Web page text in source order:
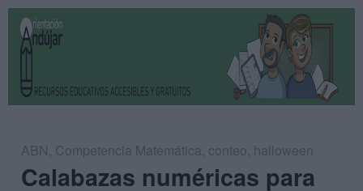
ABN, Competencia Matemática, conteo, halloween
Calabazas numéricas para